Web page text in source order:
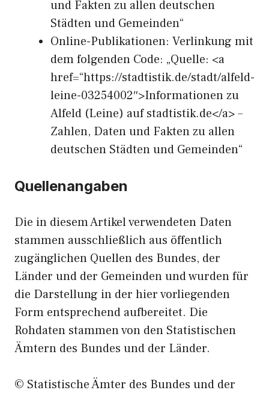
und Fakten zu allen deutschen
Städten und Gemeinden“
Online-Publikationen: Verlinkung mit
dem folgenden Code: „Quelle: <a
href=“https://stadtistik.de/stadt/alfeld-
leine-03254002″>Informationen zu
Alfeld (Leine) auf stadtistik.de</a> –
Zahlen, Daten und Fakten zu allen
deutschen Städten und Gemeinden“
Quellenangaben
Die in diesem Artikel verwendeten Daten
stammen ausschließlich aus öffentlich
zugänglichen Quellen des Bundes, der
Länder und der Gemeinden und wurden für
die Darstellung in der hier vorliegenden
Form entsprechend aufbereitet. Die
Rohdaten stammen von den Statistischen
Ämtern des Bundes und der Länder.
© Statistische Ämter des Bundes und der